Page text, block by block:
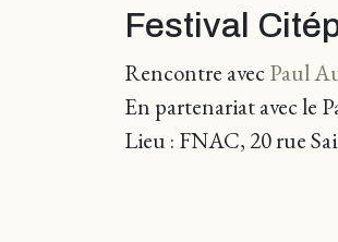
Festival
Rencontre avecPaul
En partenariat avec le
Lieu : FNAC, 20 rue